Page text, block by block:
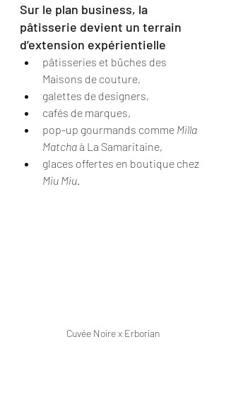
Sur le plan business, la
pâtisserie devient un terrain
d’extension expérientielle
pâtisseries et bûches des
Maisons de couture,
galettes de designers,
cafés de marques,
pop-up gourmands comme Milla
Matcha à La Samaritaine,
glaces offertes en boutique chez
Miu Miu.
Cuvée Noire x Erborian